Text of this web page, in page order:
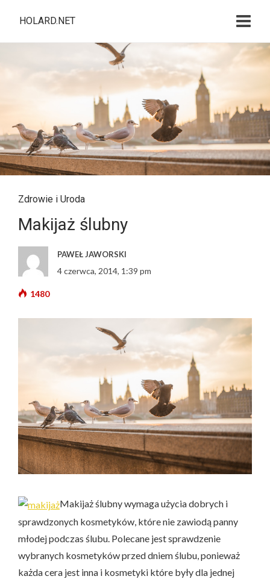
HOLARD.NET
Zdrowie i Uroda
Makijaż ślubny
PAWEŁ JAWORSKI
4 czerwca, 2014, 1:39 pm
1480
Makijaż ślubny wymaga użycia dobrych i
sprawdzonych kosmetyków, które nie zawiodą panny
młodej podczas ślubu. Polecane jest sprawdzenie
wybranych kosmetyków przed dniem ślubu, ponieważ
każda cera jest inna i kosmetyki które były dla jednej